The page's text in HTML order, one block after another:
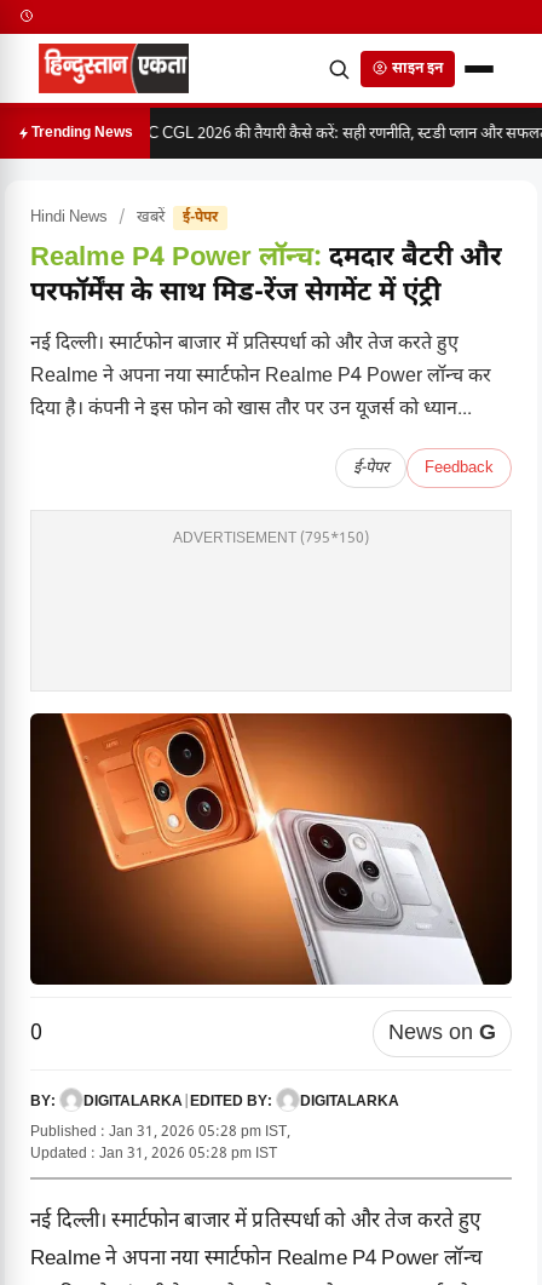
साइन इन
Trending NewsSSC CGL 2026 की तैयारी कैसे करें: सही रणनीति, स्टडी प्लान और
Hindi News / खबरें ई-पेपर
Realme P4 Power लॉन्च: दमदार बैटरी और
परफॉर्मेंस के साथ मिड-रेंज सेगमेंट में एंट्री
नई दिल्ली। स्मार्टफोन बाजार में प्रतिस्पर्धा को और तेज करते हुए
Realme ने अपना नया स्मार्टफोन Realme P4 Power लॉन्च कर
दिया है। कंपनी ने इस फोन को खास तौर पर उन यूजर्स को ध्यान...
ई-पेपर Feedback
ADVERTISEMENT (795*150)
0 News on G
BY: DIGITALARKA EDITED BY:
DIGITALARKA
Published : Jan 31, 2026 05:28 pm IST,
Updated : Jan 31, 2026 05:28 pm IST
नई दिल्ली। स्मार्टफोन बाजार में प्रतिस्पर्धा को और तेज करते हुए
Realme ने अपना नया स्मार्टफोन Realme P4 Power लॉन्च